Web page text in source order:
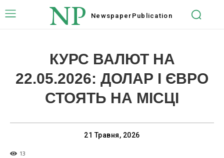
NP Newspaper Publication
КУРС ВАЛЮТ НА
22.05.2026: ДОЛАР І ЄВРО
СТОЯТЬ НА МІСЦІ
21 Травня, 2026
13